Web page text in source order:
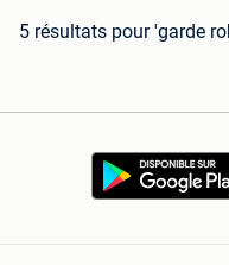
5 résultats pour 'garde